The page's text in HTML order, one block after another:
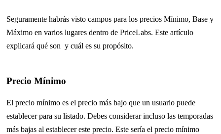
Seguramente habrás visto campos para los precios Mínimo, Base y
Máximo en varios lugares dentro de PriceLabs. Este artículo
explicará qué son y cuál es su propósito.
Precio Mínimo
El precio mínimo es el precio más bajo que un usuario puede
establecer para su listado. Debes considerar incluso las temporadas
más bajas al establecer este precio. Este sería el precio mínimo